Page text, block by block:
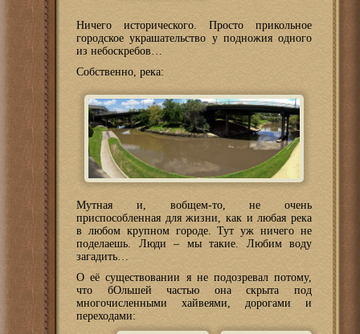
Ничего исторического. Просто прикольное
городское украшательство у подножия одного
из небоскребов…
Собственно, река:
Мутная и, вобщем-то, не очень
приспособленная для жизни, как и любая река
в любом крупном городе. Тут уж ничего не
поделаешь. Люди – мы такие. Любим воду
загадить…
О её существовании я не подозревал потому,
что бОльшей частью она скрыта под
многочисленными хайвеями, дорогами и
переходами: